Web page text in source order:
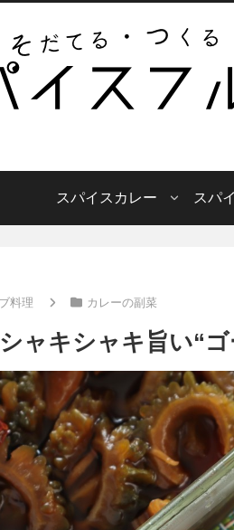
スパイスカレー スパ
料理 カレーの副菜
ャキシャキ旨い“